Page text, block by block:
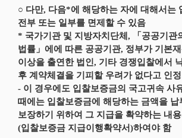
○ 다만, 다음*에 해당하는 자에 대해서는
전부 또는 일부를 면제할 수 있음
* 국가기관 및 지방자치단체, 「공공기관
법률」에에 따른 공공기관, 정부가 기본
이상을 출연한 법인, 기타 경쟁입찰에서
후 계약체결을 기피할 우려가 없다고 인
- 이 경우에도 입찰보증금의 국고귀속 사
때에는 입찰보증금에 해당하는 금액을 납
보장하기 위하여 그 지급을 확약하는 내
(입찰보증금 지급이행확약서)하여야 함